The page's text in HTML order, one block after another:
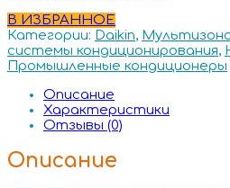
В ИЗБРАННОЕ
Категории: Daikin,
системы кондиционирования,
Промышленные кондиционеры
Описание
Характеристики
Отзывы (0)
Описание